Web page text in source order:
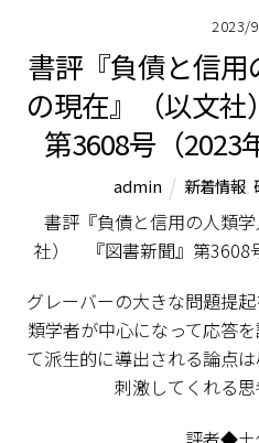
2023/
書評『負債と信用
の現在』（以文
第3608号（2023
admin 新着情報
書評『負債と信用の人類学
社） 『図書新聞』第3608
グレーバーの大きな問題提
類学者が中心になって応答を
て派生的に導出される論点
刺激してくれる